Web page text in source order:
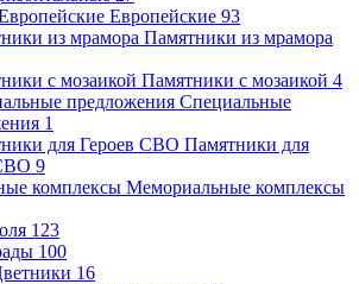
Европейские 93
Памятники из мрамора
Памятники с мозаикой 4
Специальные
1
Памятники для
9
Мемориальные комплексы
123
100
16